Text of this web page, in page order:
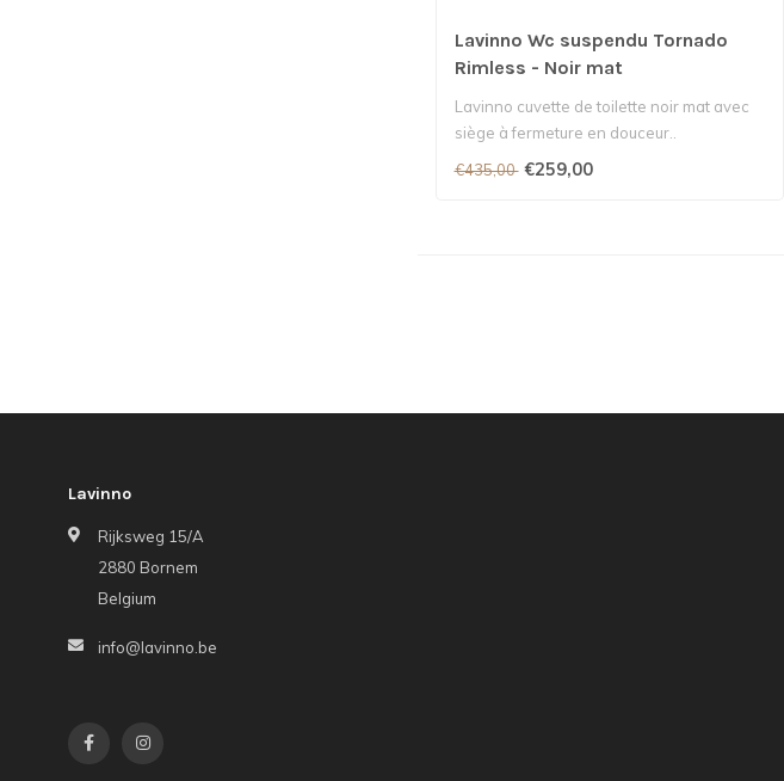
Lavinno Wc suspendu Tornado
Rimless - Noir mat
Lavinno cuvette de toilette noir mat avec
siège à fermeture en douceur..
€435,00 €259,00
Lavinno
Rijksweg 15/A
2880 Bornem
Belgium
info@lavinno.be